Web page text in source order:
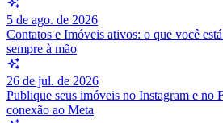
5 de ago. de 2026
Contatos e Imóveis ativos: o que você
sempre à mão
26 de jul. de 2026
Publique seus imóveis no Instagram e no
conexão ao Meta